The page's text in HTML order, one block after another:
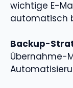
wichtige E-
automatisch
Backup-
Übernahme-